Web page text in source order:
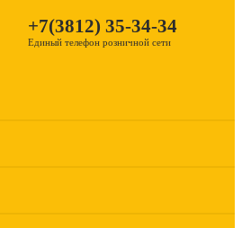
+7(3812) 35-34-34
Единый телефон розничной сети